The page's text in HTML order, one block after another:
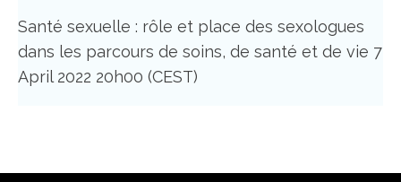
Santé sexuelle : rôle et place des sexologues
dans les parcours de soins, de santé et de vie 7
April 2022 20h00 (CEST)